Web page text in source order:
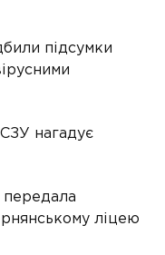
підсумки
нагадує
передала
ліцею